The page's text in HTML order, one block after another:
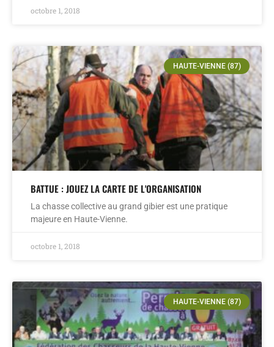
octobre 1, 2018
HAUTE-VIENNE (87)
BATTUE : JOUEZ LA CARTE DE L'ORGANISATION
La chasse collective au grand gibier est une pratique
majeure en Haute-Vienne.
octobre 1, 2018
HAUTE-VIENNE (87)